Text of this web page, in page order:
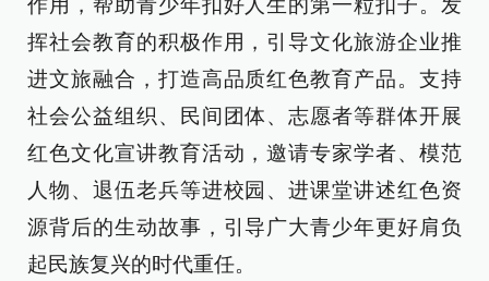
作用，帮助青少年扣好人生的第一粒扣子。发
挥社会教育的积极作用，引导文化旅游企业推
进文旅融合，打造高品质红色教育产品。支持
社会公益组织、民间团体、志愿者等群体开展
红色文化宣讲教育活动，邀请专家学者、模范
人物、退伍老兵等进校园、进课堂讲述红色资
源背后的生动故事，引导广大青少年更好肩负
起民族复兴的时代重任。